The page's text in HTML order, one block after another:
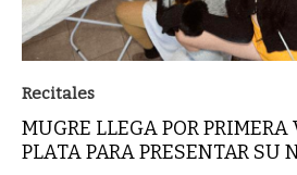
Recitales
MUGRE LLEGA POR PRIMERA
PLATA PARA PRESENTAR SU